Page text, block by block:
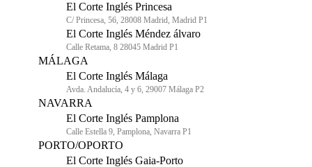
El Corte Inglés Princesa
C/ Princesa, 56, 28008 Madrid, Madrid P1
El Corte Inglés Méndez álvaro
Calle Retama, 8 28045 Madrid P1
MÁLAGA
El Corte Inglés Málaga
Avda. Andalucía, 4 y 6, 29007 Málaga P2
NAVARRA
El Corte Inglés Pamplona
Calle Estella 9, Pamplona, Navarra P1
PORTO/OPORTO
El Corte Inglés Gaia-Porto